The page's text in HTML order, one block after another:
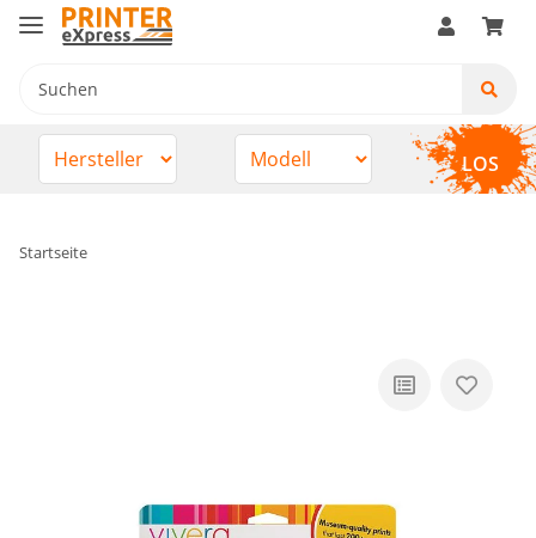
LOS
Startseite